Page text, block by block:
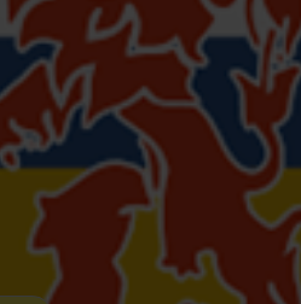
Venray
Noord-Limburg
Midden-Limburg
Zuid-Limburg
Weert